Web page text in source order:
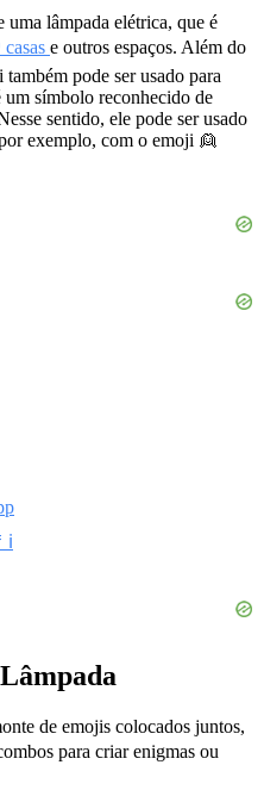
uma lâmpada elétrica, que é
e outros espaços. Além do
pode ser usado para
símbolo reconhecido de
sentido, ele pode ser usado
exemplo, com o emoji 👱
de emojis colocados juntos,
para criar enigmas ou